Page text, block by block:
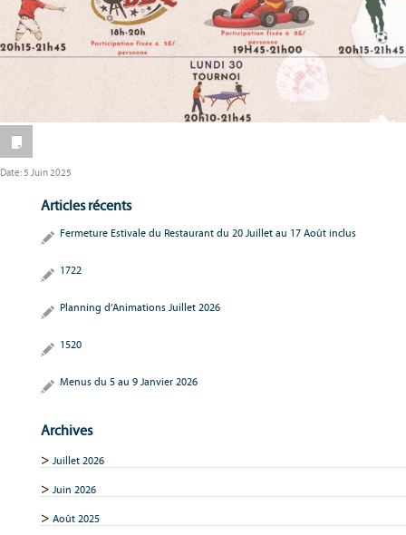
Date: 5 Juin 2025
Articles récents
Fermeture Estivale du Restaurant du 20 Juillet au 17 Août inclus
1722
Planning d’Animations Juillet 2026
1520
Menus du 5 au 9 Janvier 2026
Archives
Juillet 2026
Juin 2026
Août 2025